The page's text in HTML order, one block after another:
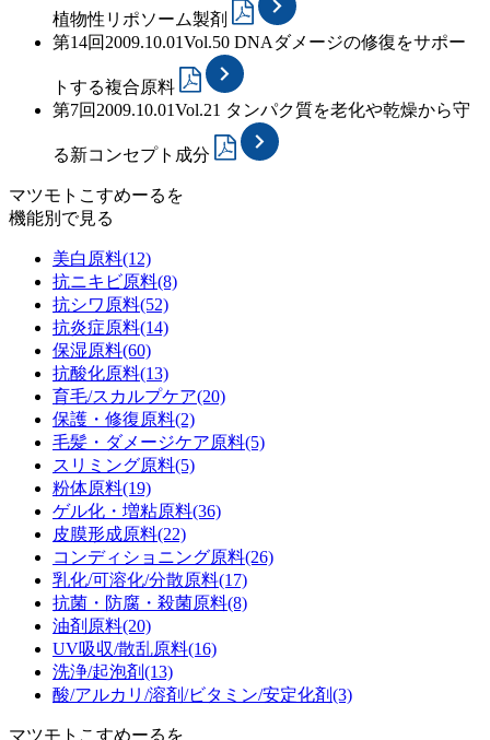
植物性リポソーム製剤
第14回 2009.10.01Vol.50 DNAダメージの修復をサポー
トする複合原料
第7回 2009.10.01Vol.21 タンパク質を老化や乾燥から守
る新コンセプト成分
マツモトこすめーるを
機能別で見る
美白原料(12)
抗ニキビ原料(8)
抗シワ原料(52)
抗炎症原料(14)
保湿原料(60)
抗酸化原料(13)
育毛/スカルプケア(20)
保護・修復原料(2)
毛髪・ダメージケア原料(5)
スリミング原料(5)
粉体原料(19)
ゲル化・増粘原料(36)
皮膜形成原料(22)
コンディショニング原料(26)
乳化/可溶化/分散原料(17)
抗菌・防腐・殺菌原料(8)
油剤原料(20)
UV吸収/散乱原料(16)
洗浄/起泡剤(13)
酸/アルカリ/溶剤/ビタミン/安定化剤(3)
マツモトこすめーるを